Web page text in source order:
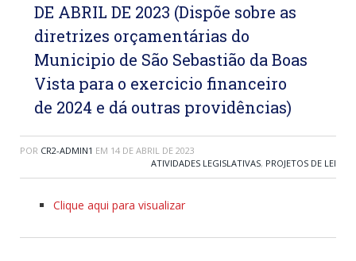
DE ABRIL DE 2023 (Dispõe sobre as
diretrizes orçamentárias do
Municipio de São Sebastião da Boas
Vista para o exercicio financeiro
de 2024 e dá outras providências)
POR CR2-ADMIN1 EM 14 DE ABRIL DE 2023
ATIVIDADES LEGISLATIVAS, PROJETOS DE LEI
Clique aqui para visualizar